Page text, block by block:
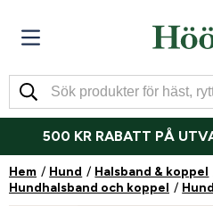
500 KR RABATT PÅ
Hem Hund
Halsband & koppel
Hundhalsband och koppel